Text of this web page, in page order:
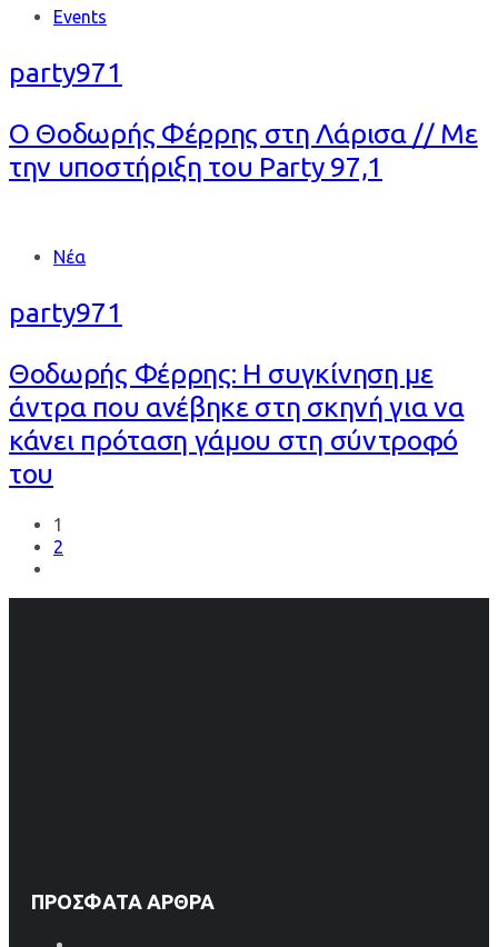
Tags Events
party971
Ο Θοδωρής Φέρρης στη Λάρισα // Με
την υποστήριξη του Party 97,1
Tags Νέα
party971
Θοδωρής Φέρρης: Η συγκίνηση με
άντρα που ανέβηκε στη σκηνή για να
κάνει πρόταση γάμου στη σύντροφό
του
1
2
ΠΡΌΣΦΑΤΑ ΆΡΘΡΑ